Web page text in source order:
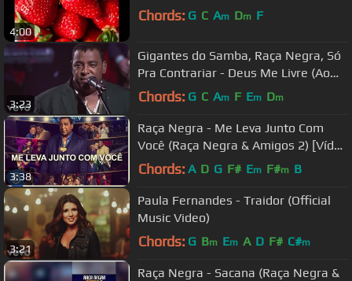
4:00
Chords: G C Am Dm F
3:23
Gigantes do Samba, Raça Negra, Só
Pra Contrariar - Deus Me Livre (Ao
Vivo)
Chords: G C Am F Em Dm
3:38
Raça Negra - Me Leva Junto Com
Você (Raça Negra & Amigos 2) [Vídeo
Oficial]
Chords: A D G F# Em F#m B
3:21
Paula Fernandes - Traidor (Official
Music Video)
Chords: G Bm Em A D F# C#m
Raça Negra - Sacana (Raça Negra &